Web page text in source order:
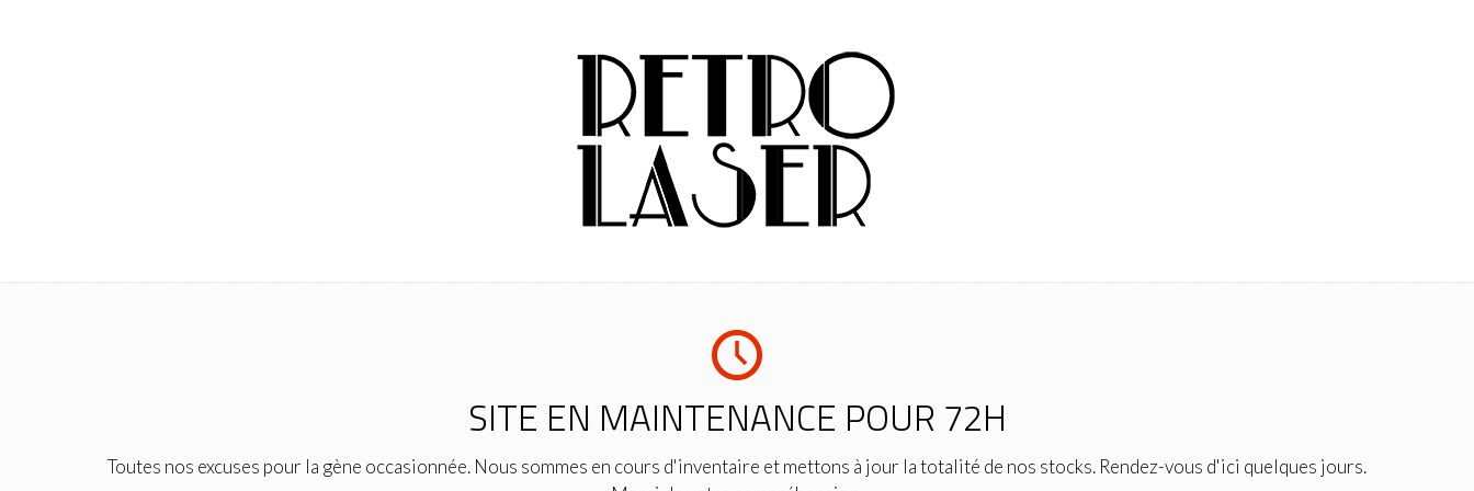
SITE EN MAINTENANCE POUR 72H
Toutes nos excuses pour la gène occasionnée. Nous sommes en cours d'inventaire et mettons à jour la totalité de nos stocks. Rendez-vous d'ici quelques jours.